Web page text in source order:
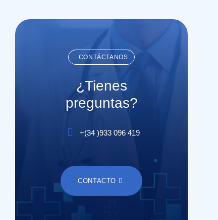
CONTÁCTANOS
¿Tienes
preguntas?
+(34)933 096 419
CONTACTO